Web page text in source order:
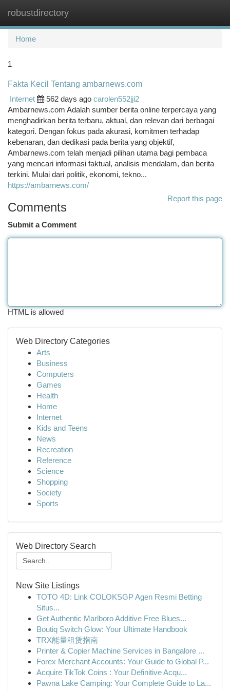
robustdirectory
Home
1
Fakta Kecil Tentang ambarnews.com
Internet
562 days ago carolen552jji2
Ambarnews.com Adalah sumber berita online terpercaya yang
menghadirkan berita terbaru, aktual, dan relevan dari berbagai
kategori. Dengan fokus pada akurasi, komitmen terhadap
kebenaran, dan dedikasi pada berita yang objektif,
Ambarnews.com telah menjadi pilihan utama bagi pembaca
yang mencari informasi faktual, analisis mendalam, dan berita
terkini. Mulai dari politik, ekonomi, tekno...
https://ambarnews.com/
Report this page
Comments
Submit a Comment
HTML is allowed
Web Directory Categories
Arts
Business
Computers
Games
Health
Home
Internet
Kids and Teens
News
Recreation
Reference
Science
Shopping
Society
Sports
Web Directory Search
New Site Listings
TOTO 4D: Link COLOKSGP Agen Resmi Betting
Situs...
Get Authentic Marlboro Additive Free Blues...
Boutiq Switch Glow: Your Ultimate Handbook
TRX能量租赁指南
Printer & Copier Machine Services in Bangalore ...
Forex Merchant Accounts: Your Guide to Global P...
Acquire TikTok Coins : Your Definitive Acqu...
Pawna Lake Camping: Your Complete Guide to La...